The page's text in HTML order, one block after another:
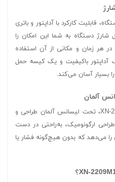
قابلیت کارکرد با آداپتور و باتری
شارژ دستگاه به شما این امکان را
در هر زمان و مکانی از آن استفاده
آداپتور باکیفیت و یک کیسه حمل
بسیار آسان می‌کند.
آلمان
شیردوش هوریگن مدل XN-2209M1 C، تحت لیسانس آلمان طراحی و
ارگونومیک، به‌راحتی در دست
را می‌دهد که بدون هیچ‌گونه فشار یا